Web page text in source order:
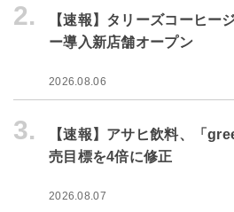
2.
【速報】タリーズコーヒー
ー導入新店舗オープン
2026.08.06
3.
【速報】アサヒ飲料、「
売目標を4倍に修正
2026.08.07